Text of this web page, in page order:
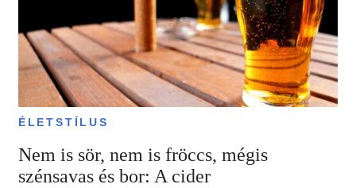
ÉLETSTÍLUS
Nem is sör, nem is fröccs, mégis
szénsavas és bor: A cider